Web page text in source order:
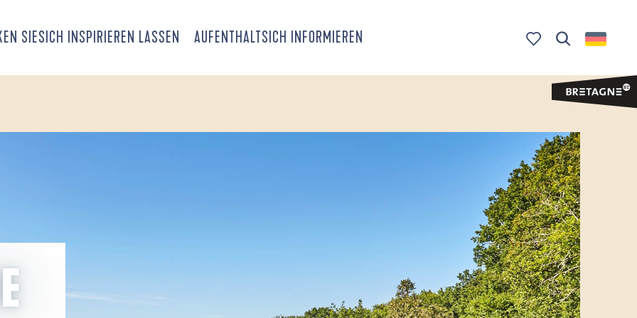
SIESICH INSPIRIEREN LASSEN AUFENTHALTSICH INFORMIEREN